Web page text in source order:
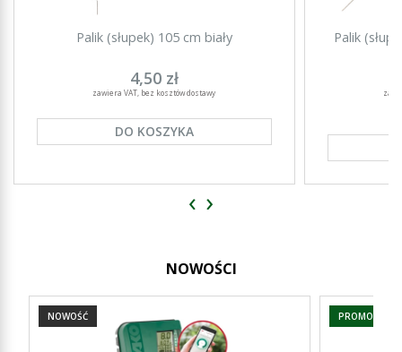
Palik (słupek) 105 cm biały
4,50 zł
zawiera VAT, bez kosztów dostawy
DO KOSZYKA
Palik
‹ ›
NOWOŚCI
NOWOŚĆ PROMOCJA